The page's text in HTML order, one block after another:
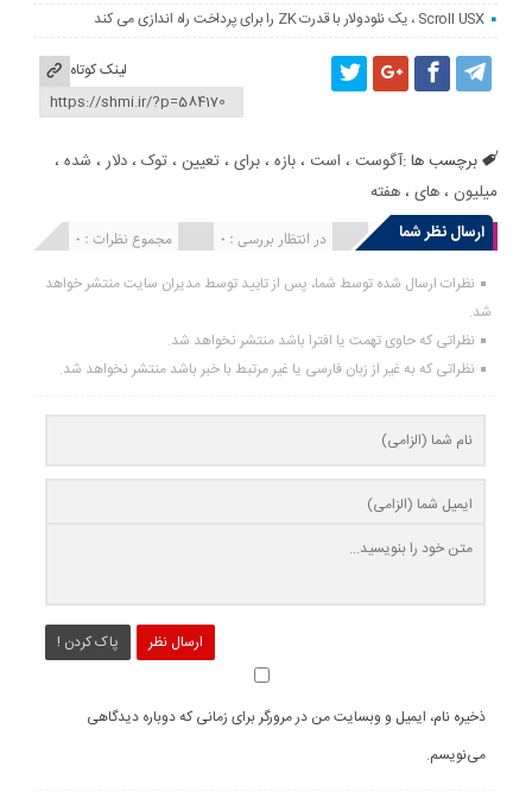
Scroll USX ، یک نئودولار با قدرت ZK را برای پرداخت راه اندازی می کند
لینک کوتاه
برچسب ها :آگوست ، است ،بازه ،برای ،تعیین ،توک ،دلار ، شده ،
میلیون ،های ،هفته
ارسال نظر شما
مجموع نظرات : 0 در انتظار بررسی : 0 انتشار یافته : 0
نظرات ارسال شده توسط شما، پس از تایید توسط مدیران سایت منتشر خواهد
شد.
نظراتی که حاوی تهمت یا افترا باشد منتشر نخواهد شد.
نظراتی که به غیر از زبان فارسی یا غیر مرتبط با خبر باشد منتشر نخواهد شد.
ارسال نظر پاک کردن !
ذخیره نام، ایمیل و وبسایت من در مرورگر برای زمانی که دوباره دیدگاهی
می‌نویسم.